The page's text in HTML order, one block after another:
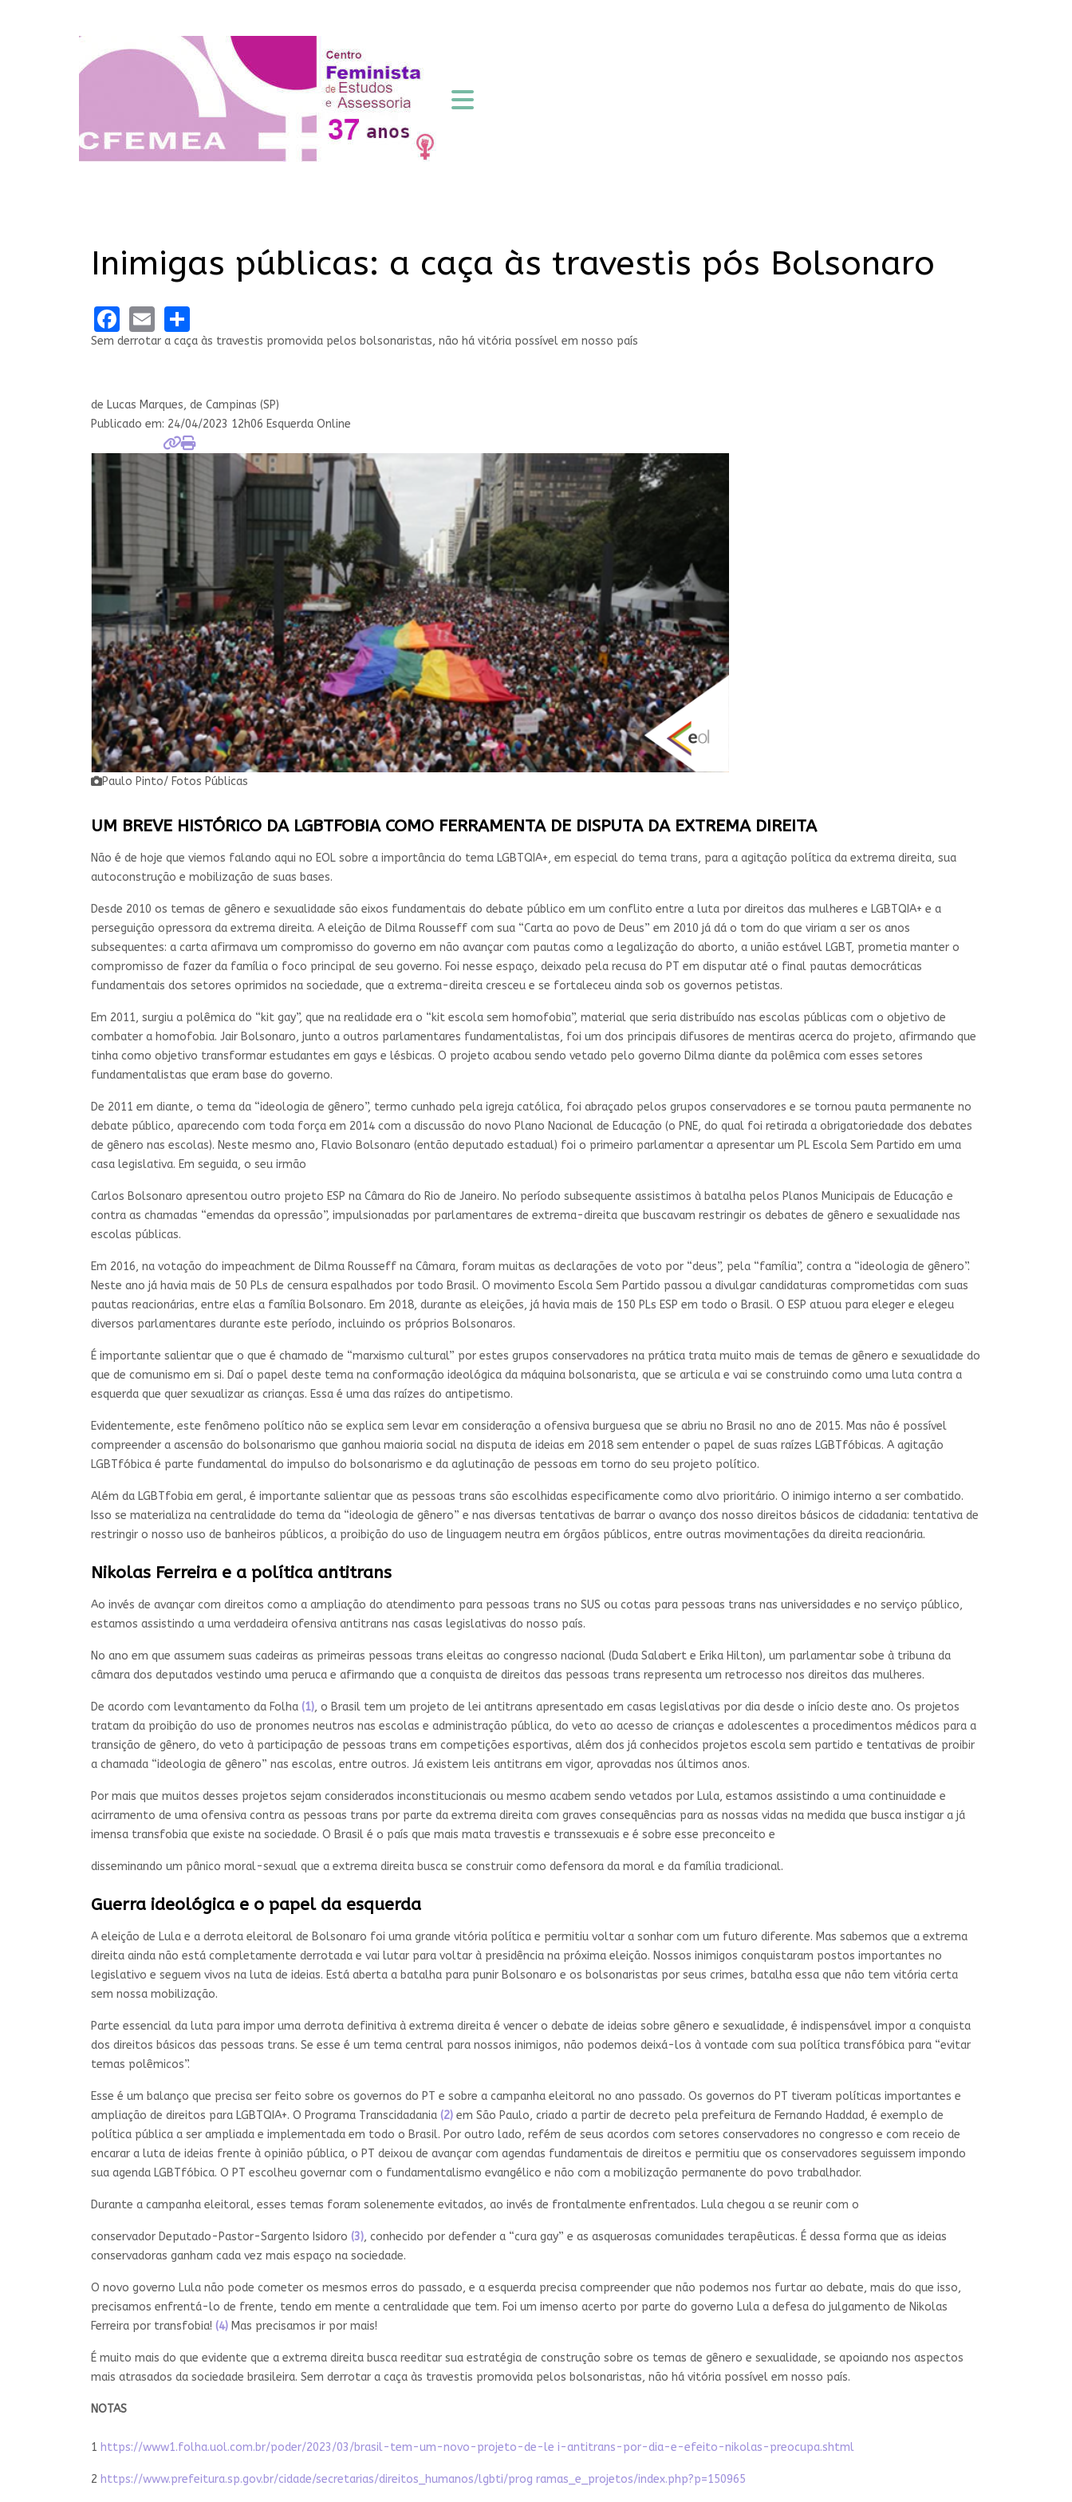
Inimigas públicas: a caça às travestis pós Bolsonaro
Facebook
Email
Sem derrotar a caça às travestis promovida pelos bolsonaristas, não há vitória possível em nosso país
de Lucas Marques, de Campinas (SP)
Publicado em: 24/04/2023 12h06 Esquerda Online
Paulo Pinto/ Fotos Públicas
UM BREVE HISTÓRICO DA LGBTFOBIA COMO FERRAMENTA DE DISPUTA DA EXTREMA DIREITA
Não é de hoje que viemos falando aqui no EOL sobre a importância do tema LGBTQIA+, em especial do tema trans, para a agitação política da extrema direita, sua
autoconstrução e mobilização de suas bases.
Desde 2010 os temas de gênero e sexualidade são eixos fundamentais do debate público em um conflito entre a luta por direitos das mulheres e LGBTQIA+ e a
perseguição opressora da extrema direita. A eleição de Dilma Rousseff com sua “Carta ao povo de Deus” em 2010 já dá o tom do que viriam a ser os anos
subsequentes: a carta afirmava um compromisso do governo em não avançar com pautas como a legalização do aborto, a união estável LGBT, prometia manter o
compromisso de fazer da família o foco principal de seu governo. Foi nesse espaço, deixado pela recusa do PT em disputar até o final pautas democráticas
fundamentais dos setores oprimidos na sociedade, que a extrema-direita cresceu e se fortaleceu ainda sob os governos petistas.
Em 2011, surgiu a polêmica do “kit gay”, que na realidade era o “kit escola sem homofobia”, material que seria distribuído nas escolas públicas com o objetivo de
combater a homofobia. Jair Bolsonaro, junto a outros parlamentares fundamentalistas, foi um dos principais difusores de mentiras acerca do projeto, afirmando que
tinha como objetivo transformar estudantes em gays e lésbicas. O projeto acabou sendo vetado pelo governo Dilma diante da polêmica com esses setores
fundamentalistas que eram base do governo.
De 2011 em diante, o tema da “ideologia de gênero”, termo cunhado pela igreja católica, foi abraçado pelos grupos conservadores e se tornou pauta permanente no
debate público, aparecendo com toda força em 2014 com a discussão do novo Plano Nacional de Educação (o PNE, do qual foi retirada a obrigatoriedade dos debates
de gênero nas escolas). Neste mesmo ano, Flavio Bolsonaro (então deputado estadual) foi o primeiro parlamentar a apresentar um PL Escola Sem Partido em uma
casa legislativa. Em seguida, o seu irmão
Carlos Bolsonaro apresentou outro projeto ESP na Câmara do Rio de Janeiro. No período subsequente assistimos à batalha pelos Planos Municipais de Educação e
contra as chamadas “emendas da opressão”, impulsionadas por parlamentares de extrema-direita que buscavam restringir os debates de gênero e sexualidade nas
escolas públicas.
Em 2016, na votação do impeachment de Dilma Rousseff na Câmara, foram muitas as declarações de voto por “deus”, pela “família”, contra a “ideologia de gênero”.
Neste ano já havia mais de 50 PLs de censura espalhados por todo Brasil. O movimento Escola Sem Partido passou a divulgar candidaturas comprometidas com suas
pautas reacionárias, entre elas a família Bolsonaro. Em 2018, durante as eleições, já havia mais de 150 PLs ESP em todo o Brasil. O ESP atuou para eleger e elegeu
diversos parlamentares durante este período, incluindo os próprios Bolsonaros.
É importante salientar que o que é chamado de “marxismo cultural” por estes grupos conservadores na prática trata muito mais de temas de gênero e sexualidade do
que de comunismo em si. Daí o papel deste tema na conformação ideológica da máquina bolsonarista, que se articula e vai se construindo como uma luta contra a
esquerda que quer sexualizar as crianças. Essa é uma das raízes do antipetismo.
Evidentemente, este fenômeno político não se explica sem levar em consideração a ofensiva burguesa que se abriu no Brasil no ano de 2015. Mas não é possível
compreender a ascensão do bolsonarismo que ganhou maioria social na disputa de ideias em 2018 sem entender o papel de suas raízes LGBTfóbicas. A agitação
LGBTfóbica é parte fundamental do impulso do bolsonarismo e da aglutinação de pessoas em torno do seu projeto político.
Além da LGBTfobia em geral, é importante salientar que as pessoas trans são escolhidas especificamente como alvo prioritário. O inimigo interno a ser combatido.
Isso se materializa na centralidade do tema da “ideologia de gênero” e nas diversas tentativas de barrar o avanço dos nosso direitos básicos de cidadania: tentativa de
restringir o nosso uso de banheiros públicos, a proibição do uso de linguagem neutra em órgãos públicos, entre outras movimentações da direita reacionária.
Nikolas Ferreira e a política antitrans
Ao invés de avançar com direitos como a ampliação do atendimento para pessoas trans no SUS ou cotas para pessoas trans nas universidades e no serviço público,
estamos assistindo a uma verdadeira ofensiva antitrans nas casas legislativas do nosso país.
No ano em que assumem suas cadeiras as primeiras pessoas trans eleitas ao congresso nacional (Duda Salabert e Erika Hilton), um parlamentar sobe à tribuna da
câmara dos deputados vestindo uma peruca e afirmando que a conquista de direitos das pessoas trans representa um retrocesso nos direitos das mulheres.
De acordo com levantamento da Folha (1), o Brasil tem um projeto de lei antitrans apresentado em casas legislativas por dia desde o início deste ano. Os projetos
tratam da proibição do uso de pronomes neutros nas escolas e administração pública, do veto ao acesso de crianças e adolescentes a procedimentos médicos para a
transição de gênero, do veto à participação de pessoas trans em competições esportivas, além dos já conhecidos projetos escola sem partido e tentativas de proibir
a chamada “ideologia de gênero” nas escolas, entre outros. Já existem leis antitrans em vigor, aprovadas nos últimos anos.
Por mais que muitos desses projetos sejam considerados inconstitucionais ou mesmo acabem sendo vetados por Lula, estamos assistindo a uma continuidade e
acirramento de uma ofensiva contra as pessoas trans por parte da extrema direita com graves consequências para as nossas vidas na medida que busca instigar a já
imensa transfobia que existe na sociedade. O Brasil é o país que mais mata travestis e transsexuais e é sobre esse preconceito e
disseminando um pânico moral-sexual que a extrema direita busca se construir como defensora da moral e da família tradicional.
Guerra ideológica e o papel da esquerda
A eleição de Lula e a derrota eleitoral de Bolsonaro foi uma grande vitória política e permitiu voltar a sonhar com um futuro diferente. Mas sabemos que a extrema
direita ainda não está completamente derrotada e vai lutar para voltar à presidência na próxima eleição. Nossos inimigos conquistaram postos importantes no
legislativo e seguem vivos na luta de ideias. Está aberta a batalha para punir Bolsonaro e os bolsonaristas por seus crimes, batalha essa que não tem vitória certa
sem nossa mobilização.
Parte essencial da luta para impor uma derrota definitiva à extrema direita é vencer o debate de ideias sobre gênero e sexualidade, é indispensável impor a conquista
dos direitos básicos das pessoas trans. Se esse é um tema central para nossos inimigos, não podemos deixá-los à vontade com sua política transfóbica para “evitar
temas polêmicos”.
Esse é um balanço que precisa ser feito sobre os governos do PT e sobre a campanha eleitoral no ano passado. Os governos do PT tiveram políticas importantes e
ampliação de direitos para LGBTQIA+. O Programa Transcidadania (2) em São Paulo, criado a partir de decreto pela prefeitura de Fernando Haddad, é exemplo de
política pública a ser ampliada e implementada em todo o Brasil. Por outro lado, refém de seus acordos com setores conservadores no congresso e com receio de
encarar a luta de ideias frente à opinião pública, o PT deixou de avançar com agendas fundamentais de direitos e permitiu que os conservadores seguissem impondo
sua agenda LGBTfóbica. O PT escolheu governar com o fundamentalismo evangélico e não com a mobilização permanente do povo trabalhador.
Durante a campanha eleitoral, esses temas foram solenemente evitados, ao invés de frontalmente enfrentados. Lula chegou a se reunir com o
conservador Deputado-Pastor-Sargento Isidoro (3), conhecido por defender a “cura gay” e as asquerosas comunidades terapêuticas. É dessa forma que as ideias
conservadoras ganham cada vez mais espaço na sociedade.
O novo governo Lula não pode cometer os mesmos erros do passado, e a esquerda precisa compreender que não podemos nos furtar ao debate, mais do que isso,
precisamos enfrentá-lo de frente, tendo em mente a centralidade que tem. Foi um imenso acerto por parte do governo Lula a defesa do julgamento de Nikolas
Ferreira por transfobia! (4) Mas precisamos ir por mais!
É muito mais do que evidente que a extrema direita busca reeditar sua estratégia de construção sobre os temas de gênero e sexualidade, se apoiando nos aspectos
mais atrasados da sociedade brasileira. Sem derrotar a caça às travestis promovida pelos bolsonaristas, não há vitória possível em nosso país.
NOTAS
1 https://www1.folha.uol.com.br/poder/2023/03/brasil-tem-um-novo-projeto-de-le i-antitrans-por-dia-e-efeito-nikolas-preocupa.shtml
2 https://www.prefeitura.sp.gov.br/cidade/secretarias/direitos_humanos/lgbti/prog ramas_e_projetos/index.php?p=150965